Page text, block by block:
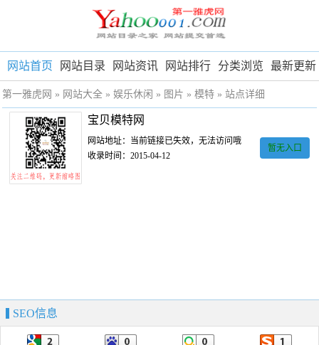
网站首页 网站目录 网站资讯 网站排行 分类浏览 最新更新
第一雅虎网 » 网站大全 » 娱乐休闲 » 图片 » 模特 » 站点详细
宝贝模特网
网站地址：当前链接已失效，无法访问哦
收录时间：2015-04-12
暂无入口
SEO信息